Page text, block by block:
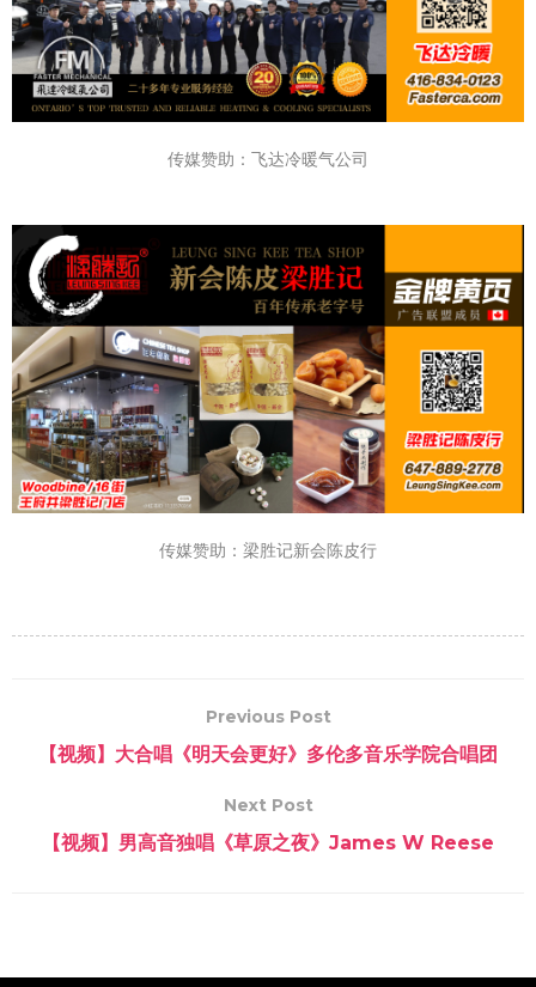
传媒赞助：飞达冷暖气公司
传媒赞助：梁胜记新会陈皮行
Previous Post
【视频】大合唱《明天会更好》多伦多音乐学院合唱团
Next Post
【视频】男高音独唱《草原之夜》James W Reese